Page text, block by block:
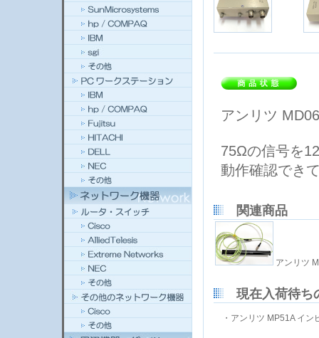
アンリツ
75Ωの信号を
動作確認でき
関連商品
アンリツ
現在入荷待ち
・ アンリツ MP51A イン